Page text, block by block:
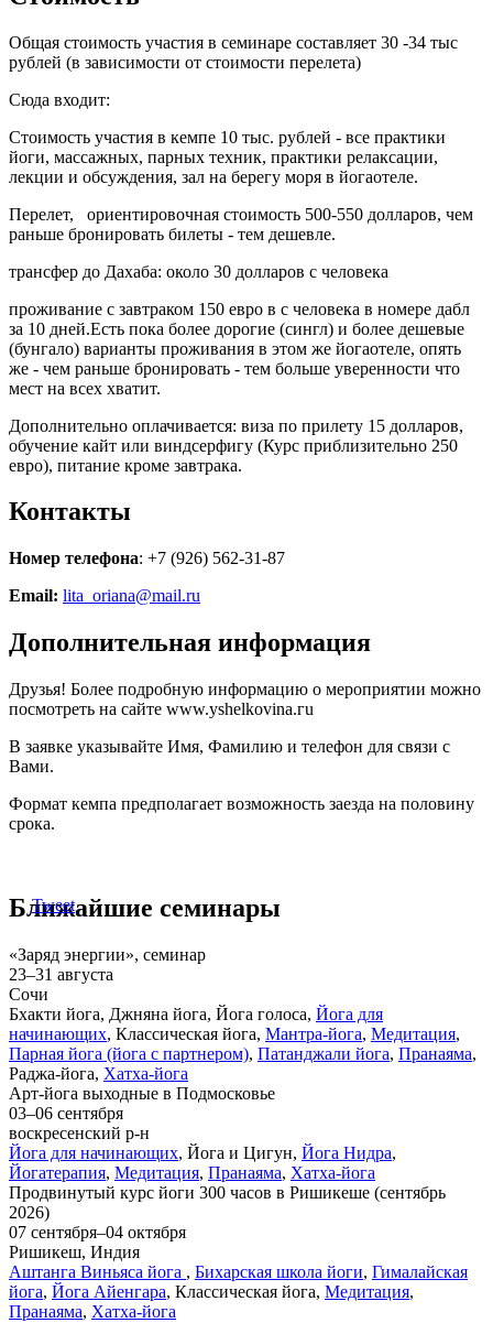
Общая стоимость участия в семинаре составляет 30 -34 тыс
рублей (в зависимости от стоимости перелета)
Сюда входит:
Стоимость участия в кемпе 10 тыс. рублей - все практики
йоги, массажных, парных техник, практики релаксации,
лекции и обсуждения, зал на берегу моря в йогаотеле.
Перелет, ориентировочная стоимость 500-550 долларов, чем
раньше бронировать билеты - тем дешевле.
трансфер до Дахаба: около 30 долларов с человека
проживание с завтраком 150 евро в с человека в номере дабл
за 10 дней.Есть пока более дорогие (сингл) и более дешевые
(бунгало) варианты проживания в этом же йогаотеле, опять
же - чем раньше бронировать - тем больше уверенности что
мест на всех хватит.
Дополнительно оплачивается: виза по прилету 15 долларов,
обучение кайт или виндсерфигу (Курс приблизительно 250
евро), питание кроме завтрака.
Контакты
Номер телефона: +7 (926) 562-31-87
Email: lita_oriana@mail.ru
Дополнительная информация
Друзья! Более подробную информацию о мероприятии можно
посмотреть на сайте www.yshelkovina.гu
В заявке указывайте Имя, Фамилию и телефон для связи с
Вами.
Формат кемпа предполагает возможность заезда на половину
срока.
Tweet
Ближайшие семинары
«Заряд энергии», семинар
23–31 августа
Сочи
Бхакти йога, Джняна йога, Йога голоса, Йога для
начинающих, Классическая йога, Мантра-йога, Медитация,
Парная йога (йога с партнером), Патанджали йога, Пранаяма,
Раджа-йога, Хатха-йога
Арт-йога выходные в Подмосковье
03–06 сентября
воскресенский р-н
Йога для начинающих, Йога и Цигун, Йога Нидра,
Йогатерапия, Медитация, Пранаяма, Хатха-йога
Продвинутый курс йоги 300 часов в Ришикеше (сентябрь
2026)
07 сентября–04 октября
Ришикеш, Индия
Аштанга Виньяса йога , Бихарская школа йоги, Гималайская
йога, Йога Айенгара, Классическая йога, Медитация,
Пранаяма, Хатха-йога